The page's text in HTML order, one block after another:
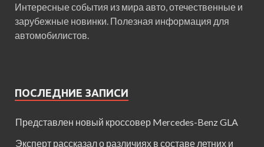
Интересные события из мира авто, отечественные и
зарубежные новинки. Полезная информация для
автомобилистов.
ПОСЛЕДНИЕ ЗАПИСИ
Представлен новый кроссовер Mercedes-Benz GLA
Эксперт рассказал о различиях в составе летних и